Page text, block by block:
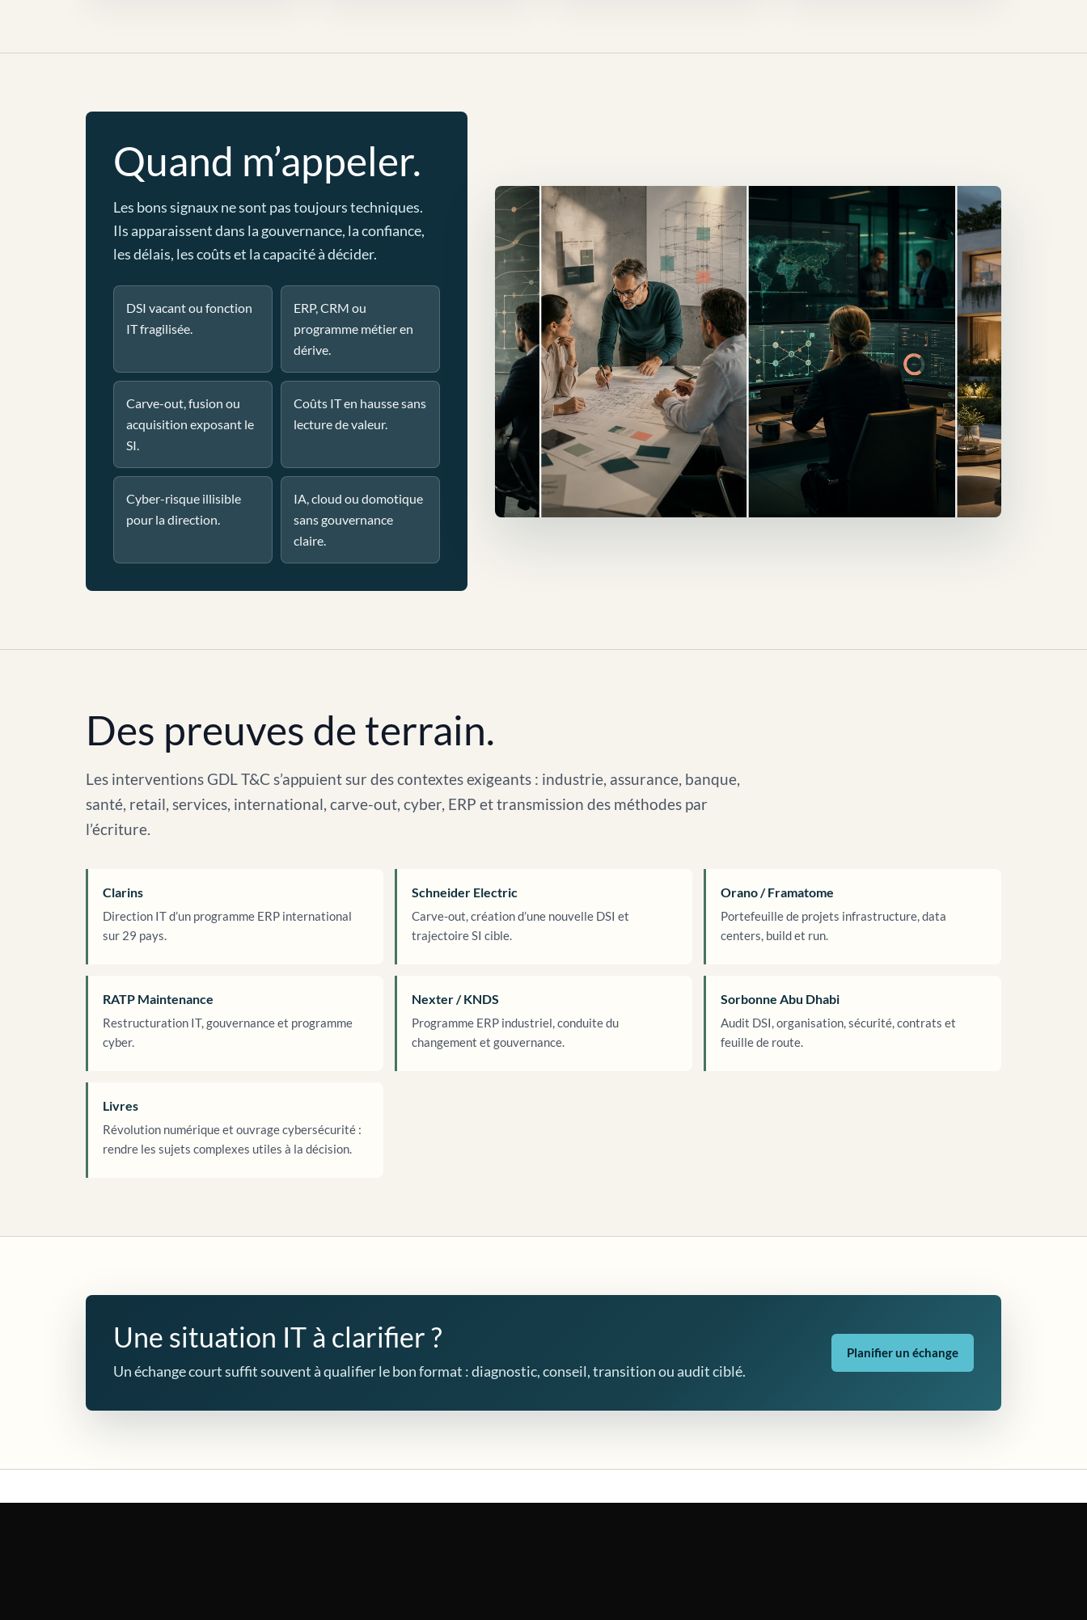
Quand m’appeler.
Les bons signaux ne sont pas toujours techniques.
Ils apparaissent dans la gouvernance, la confiance,
les délais, les coûts et la capacité à décider.
DSI vacant ou fonction
IT fragilisée.
ERP, CRM ou
programme métier en
dérive.
Carve-out, fusion ou
acquisition exposant le
SI.
Coûts IT en hausse sans
lecture de valeur.
Cyber-risque illisible
pour la direction.
IA, cloud ou domotique
sans gouvernance
claire.
Des preuves de terrain.
Les interventions GDL T&C s’appuient sur des contextes exigeants : industrie, assurance, banque,
santé, retail, services, international, carve-out, cyber, ERP et transmission des méthodes par
l’écriture.
Clarins
Direction IT d’un programme ERP international
sur 29 pays.
Schneider Electric
Carve-out, création d’une nouvelle DSI et
trajectoire SI cible.
Orano / Framatome
Portefeuille de projets infrastructure, data
centers, build et run.
RATP Maintenance
Restructuration IT, gouvernance et programme
cyber.
Nexter / KNDS
Programme ERP industriel, conduite du
changement et gouvernance.
Sorbonne Abu Dhabi
Audit DSI, organisation, sécurité, contrats et
feuille de route.
Livres
Révolution numérique et ouvrage cybersécurité :
rendre les sujets complexes utiles à la décision.
Une situation IT à clarifier ?
Un échange court suffit souvent à qualifier le bon format : diagnostic, conseil, transition ou audit ciblé.
Planifier un échange